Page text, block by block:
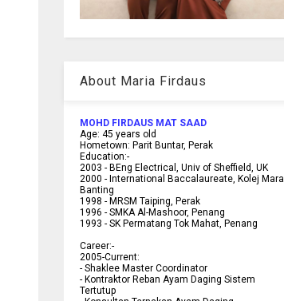
About Maria Firdaus
MOHD FIRDAUS MAT SAAD
Age: 45 years old
Hometown: Parit Buntar, Perak
Education:-
2003 - BEng Electrical, Univ of Sheffield, UK
2000 - International Baccalaureate, Kolej Mara
Banting
1998 - MRSM Taiping, Perak
1996 - SMKA Al-Mashoor, Penang
1993 - SK Permatang Tok Mahat, Penang
Career:-
2005-Current:
- Shaklee Master Coordinator
- Kontraktor Reban Ayam Daging Sistem
Tertutup